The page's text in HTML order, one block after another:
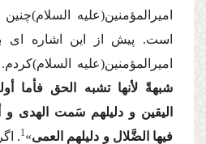
امیرالمؤمنین(علیه السلام)چنین
است. پیش از این اشاره اى
امیرالمؤمنین(علیه
شبهةً لأنها تشبه الحق فأما
الیقین و دلیلهم سَمت الهدى و
فیها الضَّلال و دلیلهم العمى»
1
.